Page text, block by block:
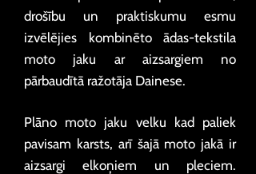
drošību un praktiskumu esmu
izvēlējies kombinēto ādas-tekstila
moto jaku ar aizsargiem no
pārbaudītā ražotāja Dainese.
Plāno moto jaku velku kad paliek
pavisam karsts, arī šajā moto jakā ir
aizsargi elkoņiem un pleciem.